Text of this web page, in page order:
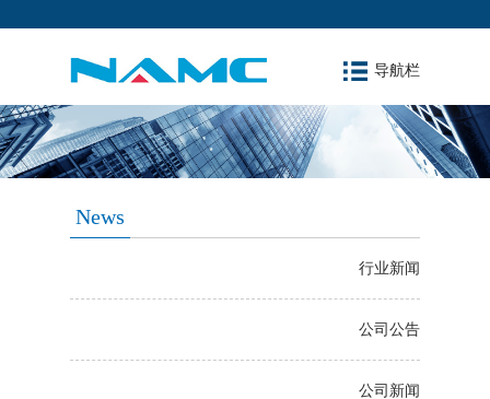
导航栏
News
行业新闻
公司公告
公司新闻